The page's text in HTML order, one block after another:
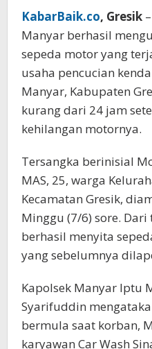
KabarBaik.co, Gresik
Manyar berhasil
sepeda motor yang
usaha pencucian
Manyar, Kabupaten
kurang dari 24 jam
kehilangan motornya.
Tersangka berinisial
MAS, 25, warga
Kecamatan Gresik,
Minggu (7/6) sore.
berhasil menyita
yang sebelumnya
Kapolsek Manyar Iptu
Syarifuddin
bermula saat korban,
karyawan Car Wash